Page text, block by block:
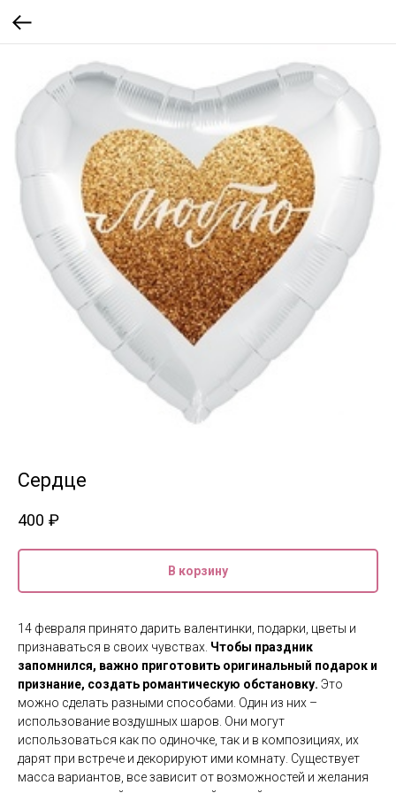
Сердце
400 ₽
В корзину
14 февраля принято дарить валентинки, подарки, цветы и
признаваться в своих чувствах. Чтобы праздник
запомнился, важно приготовить оригинальный подарок и
признание, создать романтическую обстановку. Это
можно сделать разными способами. Один из них –
использование воздушных шаров. Они могут
использоваться как по одиночке, так и в композициях, их
дарят при встрече и декорируют ими комнату. Существует
масса вариантов, все зависит от возможностей и желания